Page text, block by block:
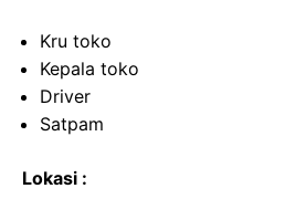
Kru toko
Kepala toko
Driver
Satpam
Lokasi :